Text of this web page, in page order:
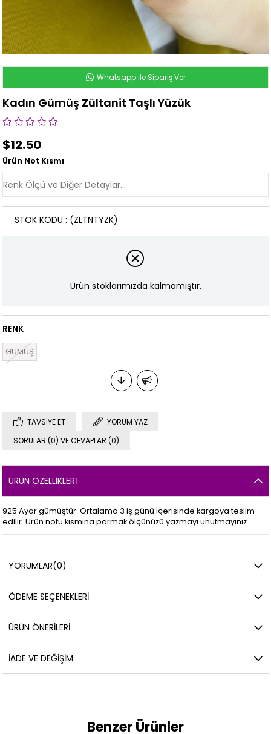
Whatsapp ile Sipariş Ver
Kadın Gümüş Zültanit Taşlı Yüzük
$12.50
Ürün Not Kısmı
(ZLTNTYZK)
STOK KODU
Ürün stoklarımızda kalmamıştır.
RENK
GÜMÜŞ
TAVSIYE ET
YORUM YAZ
SORULAR (0) VE CEVAPLAR (0)
ÜRÜN ÖZELLIKLERI
925 Ayar gümüştür. Ortalama 3 iş günü içerisinde kargoya teslim
edilir. Ürün notu kısmına parmak ölçünüzü yazmayı unutmayınız.
YORUMLAR(0)
ÖDEME SEÇENEKLERI
ÜRÜN ÖNERILERI
İADE VE DEĞIŞIM
Benzer Ürünler